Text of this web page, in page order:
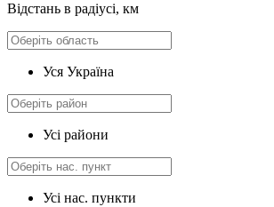
Відстань в радіусі, км
Уся Україна
Усі райони
Усі нас. пункти